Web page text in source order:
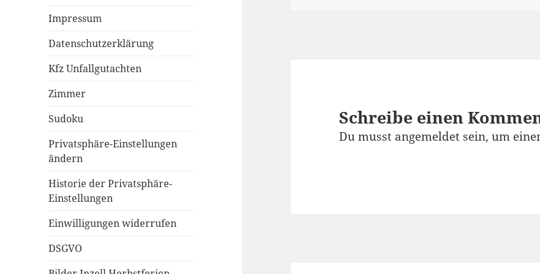
Impressum
Datenschutzerklärung
Kfz Unfallgutachten
Zimmer
Sudoku
Privatsphäre-Einstellungen
ändern
Historie der Privatsphäre-
Einstellungen
Einwilligungen widerrufen
DSGVO
Schreibe einen
Du musst angemeldet sein, um